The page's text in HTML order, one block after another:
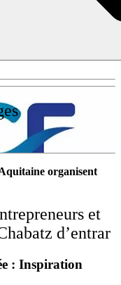
organisent
et
d’entrar
: Inspiration